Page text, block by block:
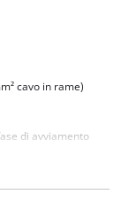
cavo in rame)
di avviamento